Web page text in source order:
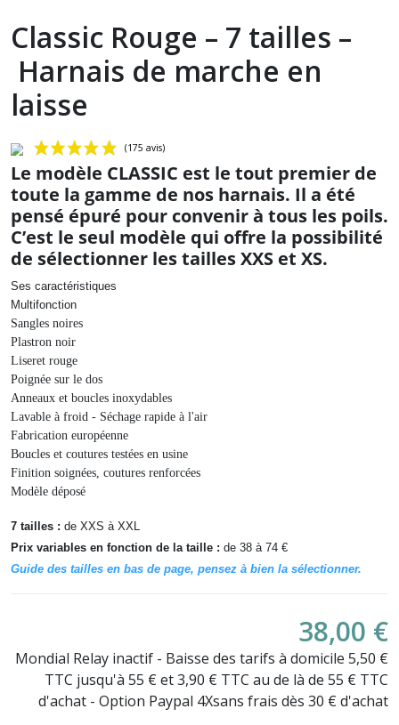
Classic Rouge – 7 tailles –
Harnais de marche en
laisse
Le modèle CLASSIC est le tout premier de
toute la gamme de nos harnais. Il a été
pensé épuré pour convenir à tous les poils.
C’est le seul modèle qui offre la possibilité
de sélectionner les tailles XXS et XS.
Ses caractéristiques
Multifonction
Sangles noires
Plastron noir
Liseret rouge
Poignée sur le dos
Anneaux et boucles inoxydables
Lavable à froid - Séchage rapide à l'air
Fabrication européenne
Boucles et coutures testées en usine
Finition soignées, coutures renforcées
Modèle déposé
7 tailles : de XXS à XXL
Prix variables en fonction de la taille : de 38 à 74 €
Guide des tailles en bas de page, pensez à bien la sélectionner.
38,00 €
Mondial Relay inactif - Baisse des tarifs à domicile 5,50 €
TTC jusqu'à 55 € et 3,90 € TTC au de là de 55 € TTC
d'achat - Option Paypal 4Xsans frais dès 30 € d'achat